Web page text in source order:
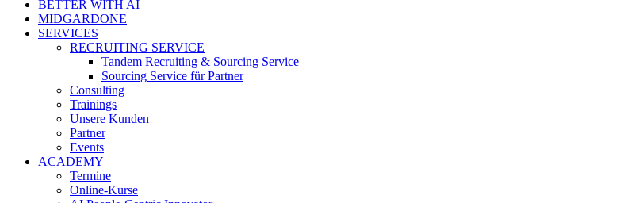
BETTER WITH AI
MIDGARDONE
SERVICES
RECRUITING SERVICE
Tandem Recruiting & Sourcing Service
Sourcing Service für Partner
Consulting
Trainings
Unsere Kunden
Partner
Events
ACADEMY
Termine
Online-Kurse